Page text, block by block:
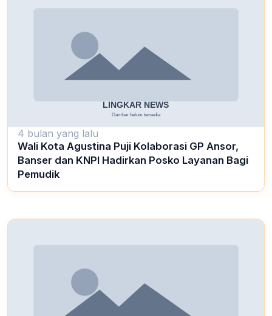
4 bulan yang lalu
Wali Kota Agustina Puji Kolaborasi GP Ansor,
Banser dan KNPI Hadirkan Posko Layanan Bagi
Pemudik